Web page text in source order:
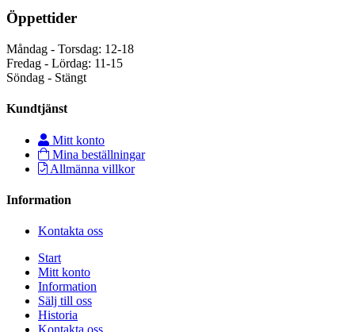
Öppettider
Måndag - Torsdag: 12-18
Fredag - Lördag: 11-15
Söndag - Stängt
Kundtjänst
Mitt konto
Mina beställningar
Allmänna villkor
Information
Kontakta oss
Start
Mitt konto
Information
Sälj till oss
Historia